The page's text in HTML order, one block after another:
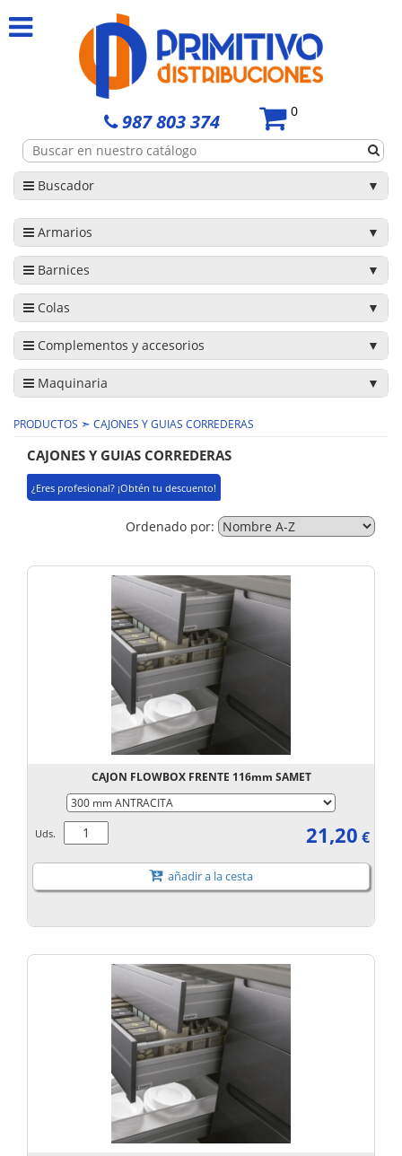
987 803 374 0
Buscador
Armarios
Barnices
Colas
Complementos y accesorios
Maquinaria
PRODUCTOS ➣ CAJONES Y GUIAS CORREDERAS
CAJONES Y GUIAS CORREDERAS
¿Eres profesional? ¡Obtén tu descuento!
Ordenado por:
CAJON FLOWBOX FRENTE 116mm SAMET
Uds. 21,20 €
añadir a la cesta